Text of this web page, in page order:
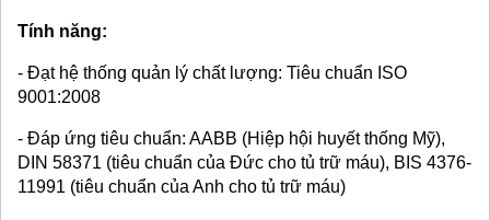
Tính năng:
- Đạt hệ thống quản lý chất lượng: Tiêu chuẩn ISO
9001:2008
- Đáp ứng tiêu chuẩn: AABB (Hiệp hội huyết thống Mỹ),
DIN 58371 (tiêu chuẩn của Đức cho tủ trữ máu), BIS 4376-
11991 (tiêu chuẩn của Anh cho tủ trữ máu)